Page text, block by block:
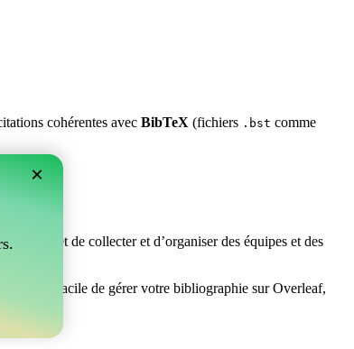
cohérentes avec BibTeX (fichiers .bst comme
permet de collecter et d’organiser des équipes et des
moyen facile de gérer votre bibliographie sur Overleaf,
×